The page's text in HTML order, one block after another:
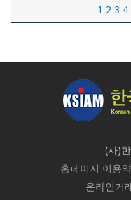
1 2 3 4
(사)
홈페이지 이용
온라인거